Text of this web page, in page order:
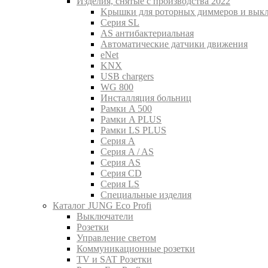
Kрышки для роторных диммеров и
Серия SL
AS антибактериальная
Aвтоматические датчики движения
eNet
KNX
USB chargers
WG 800
Инсталляция больниц
Рамки A 500
Рамки A PLUS
Рамки LS PLUS
Серия A
Серия A / AS
Серия AS
Серия CD
Серия LS
Специальные изделия
Каталог JUNG Eco Profi
Выключатели
Розетки
Управление светом
Коммуникационные розетки
TV и SAT Розетки